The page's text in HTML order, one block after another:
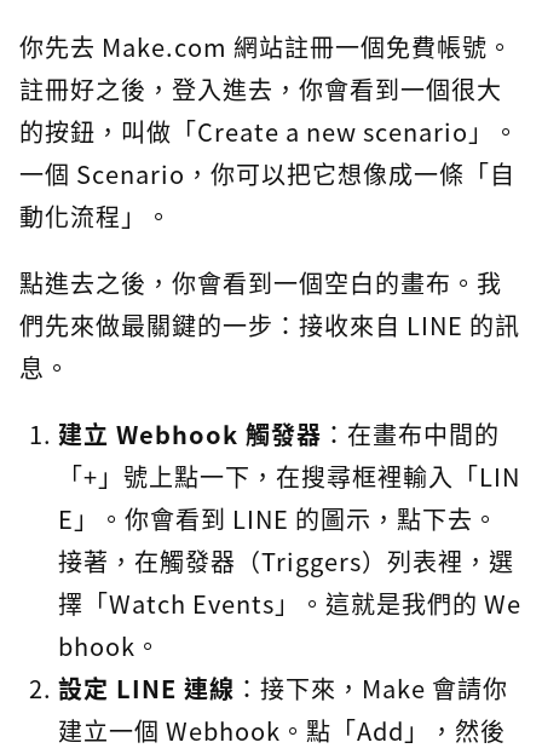
你先去 Make.com 網站註冊一個免費帳號。
註冊好之後，登入進去，你會看到一個很大
的按鈕，叫做「Create a new scenario」。
一個 Scenario，你可以把它想像成一條「自
動化流程」。
點進去之後，你會看到一個空白的畫布。我
們先來做最關鍵的一步：接收來自 LINE 的訊
息。
建立 Webhook 觸發器 ：在畫布中間的
「+」號上點一下，在搜尋框裡輸入「LIN
E」。你會看到 LINE 的圖示，點下去。
接著，在觸發器（Triggers）列表裡，選
擇「Watch Events」。這就是我們的 We
bhook。
設定 LINE 連線 ：接下來，Make 會請你
建立一個 Webhook。點「Add」，然後